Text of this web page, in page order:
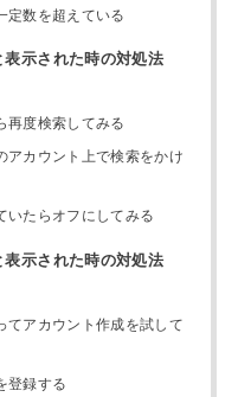
定数を超えている
示された時の対処法
再度検索してみる
アカウント上で検索をかけ
いたらオフにしてみる
示された時の対処法
てアカウント作成を試して
登録する